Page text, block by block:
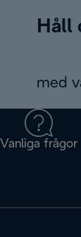
Håll
med
Vanliga frågor